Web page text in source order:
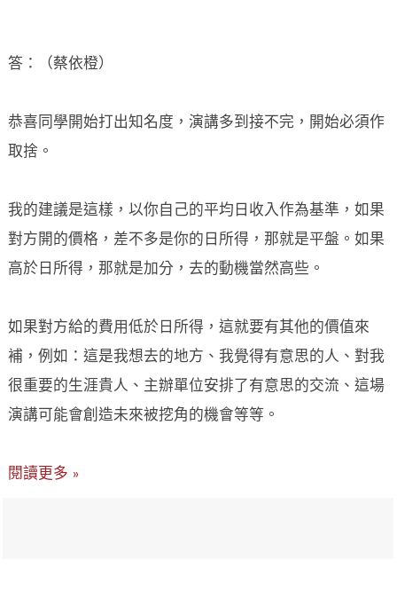
答：（蔡依橙）
恭喜同學開始打出知名度，演講多到接不完，開始必須作
取捨。
我的建議是這樣，以你自己的平均日收入作為基準，如果
對方開的價格，差不多是你的日所得，那就是平盤。如果
高於日所得，那就是加分，去的動機當然高些。
如果對方給的費用低於日所得，這就要有其他的價值來
補，例如：這是我想去的地方、我覺得有意思的人、對我
很重要的生涯貴人、主辦單位安排了有意思的交流、這場
演講可能會創造未來被挖角的機會等等。
閱讀更多 »